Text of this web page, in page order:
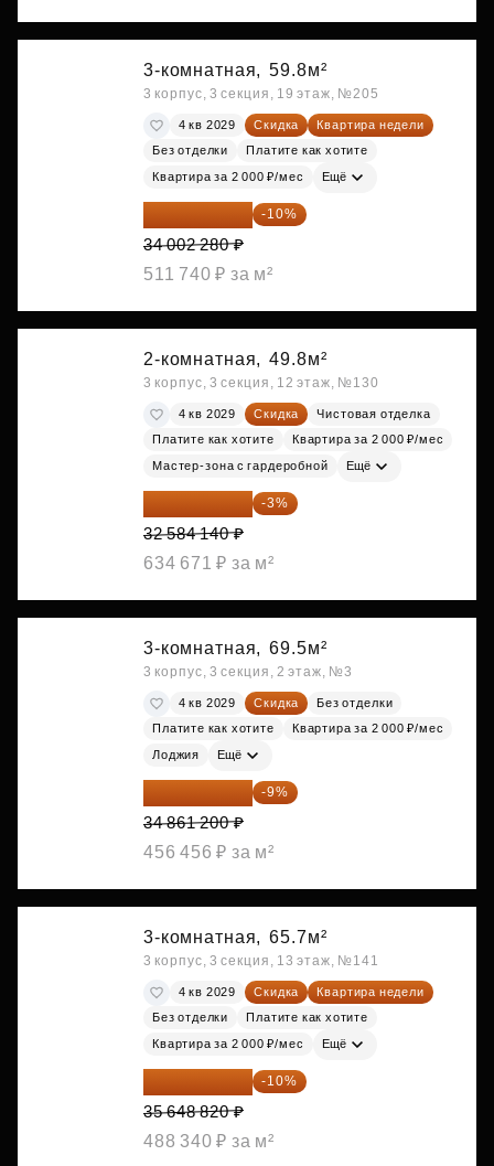
3-комнатная, 59.8м²
3 корпус, 3 секция, 19 этаж, №205
4 кв 2029 Скидка
Квартира недели
Без отделки
Платите как хотите
Квартира за 2 000 ₽/мес Ещё
30 602 052 ₽ -10%
34 002 280 ₽
511 740 ₽ за м²
2-комнатная, 49.8м²
3 корпус, 3 секция, 12 этаж, №130
4 кв 2029 Скидка
Чистовая отделка
Платите как хотите
Квартира за 2 000 ₽/мес
Мастер-зона с гардеробной Ещё
31 606 616 ₽ -3%
32 584 140 ₽
634 671 ₽ за м²
3-комнатная, 69.5м²
3 корпус, 3 секция, 2 этаж, №3
4 кв 2029 Скидка
Без отделки
Платите как хотите
Квартира за 2 000 ₽/мес
Лоджия Ещё
31 723 692 ₽ -9%
34 861 200 ₽
456 456 ₽ за м²
3-комнатная, 65.7м²
3 корпус, 3 секция, 13 этаж, №141
4 кв 2029 Скидка
Квартира недели
Без отделки
Платите как хотите
Квартира за 2 000 ₽/мес Ещё
32 083 938 ₽ -10%
35 648 820 ₽
488 340 ₽ за м²